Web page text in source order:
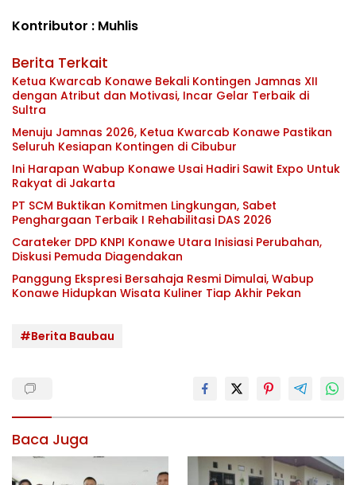
Kontributor : Muhlis
Berita Terkait
Ketua Kwarcab Konawe Bekali Kontingen Jamnas XII
dengan Atribut dan Motivasi, Incar Gelar Terbaik di
Sultra
Menuju Jamnas 2026, Ketua Kwarcab Konawe Pastikan
Seluruh Kesiapan Kontingen di Cibubur
Ini Harapan Wabup Konawe Usai Hadiri Sawit Expo Untuk
Rakyat di Jakarta
PT SCM Buktikan Komitmen Lingkungan, Sabet
Penghargaan Terbaik I Rehabilitasi DAS 2026
Carateker DPD KNPI Konawe Utara Inisiasi Perubahan,
Diskusi Pemuda Diagendakan
Panggung Ekspresi Bersahaja Resmi Dimulai, Wabup
Konawe Hidupkan Wisata Kuliner Tiap Akhir Pekan
#Berita Baubau
Baca Juga